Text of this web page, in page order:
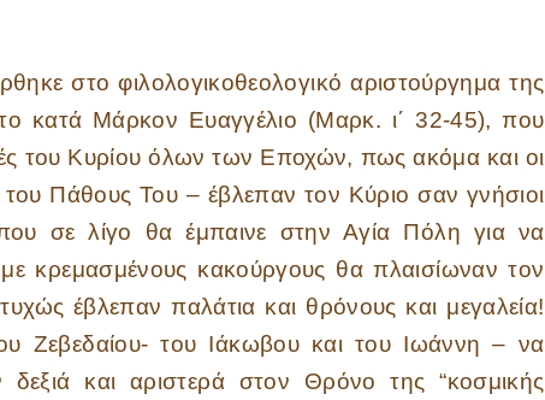
στο φιλολογικοθεολογικό αριστούργημα της
κατά Μάρκον Ευαγγέλιο (Μαρκ. ι΄ 32-45), που
του Κυρίου όλων των Εποχών, πως ακόμα και οι
Πάθους Του – έβλεπαν τον Κύριο σαν γνήσιοι
σε λίγο θα έμπαινε στην Αγία Πόλη για να
κρεμασμένους κακούργους θα πλαισίωναν τον
έβλεπαν παλάτια και θρόνους και μεγαλεία!
Ζεβεδαίου- του Ιάκωβου και του Ιωάννη – να
και αριστερά στον Θρόνο της “κοσμικής